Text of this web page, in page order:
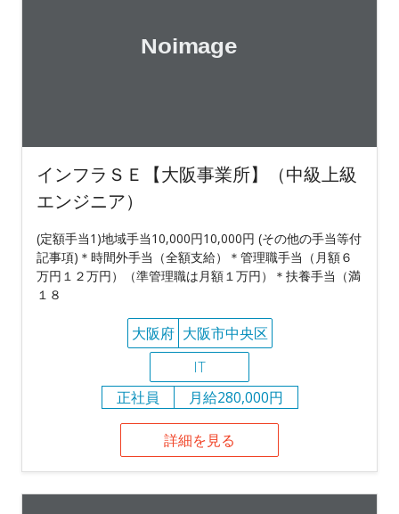
インフラＳＥ【大阪事業所】（中級上級
エンジニア）
(定額手当1)地域手当10,000円10,000円 (その他の手当等付
記事項)＊時間外手当（全額支給）＊管理職手当（月額６
万円１２万円）（準管理職は月額１万円）＊扶養手当（満
１８
大阪府 大阪市中央区
IT
正社員
月給280,000円
詳細を見る